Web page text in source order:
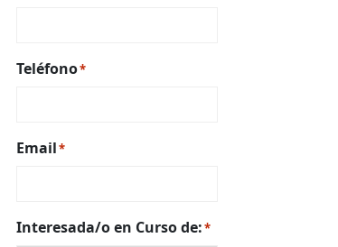
Teléfono*
Email*
Interesada/o en Curso de:*